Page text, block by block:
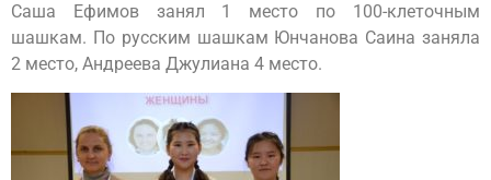
Саша Ефимов занял 1 место по 100-клеточным
шашкам. По русским шашкам Юнчанова Саина заняла
2 место, Андреева Джулиана 4 место.